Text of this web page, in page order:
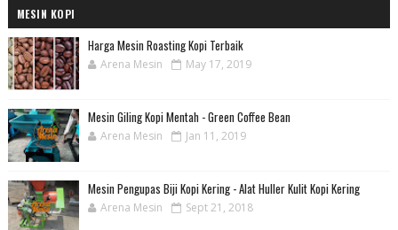
MESIN KOPI
Harga Mesin Roasting Kopi Terbaik
Arena Mesin May 17, 2019
Mesin Giling Kopi Mentah - Green Coffee Bean
Arena Mesin Jan 11, 2019
Mesin Pengupas Biji Kopi Kering - Alat Huller Kulit Kopi Kering
Arena Mesin Sept 21, 2018